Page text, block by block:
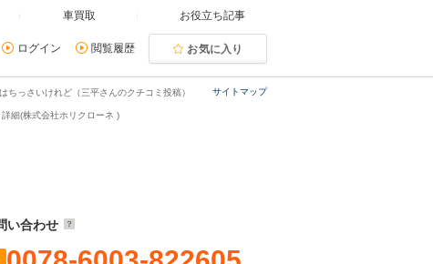
車買取 お役立ち記事
ログイン 閲覧履歴 お気に入り
サイトマップ
ちっさいけれど（三平さんのクチコミ投稿）
細(株式会社ホリクローネ )
い合わせ